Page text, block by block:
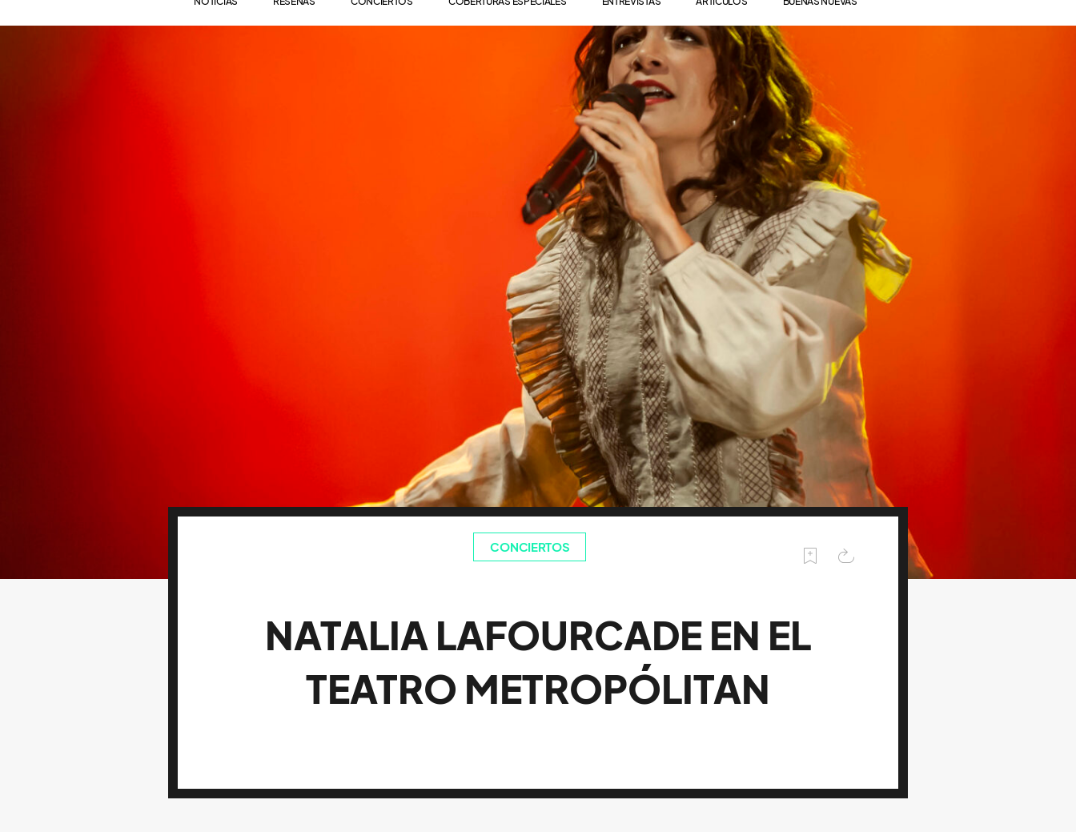
CONCIERTOS
NATALIA LAFOURCADE EN EL
TEATRO METROPÓLITAN